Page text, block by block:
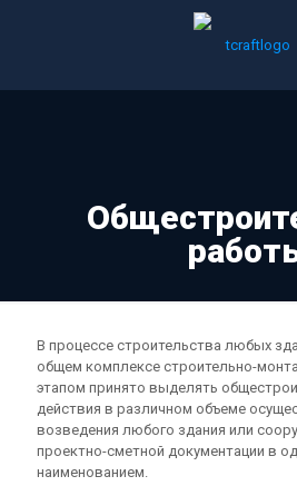
В процессе строительства любых
общем комплексе строительно-
этапом принято выделять
действия в различном объеме
возведения любого здания или
проектно-сметной документации в
наименованием.